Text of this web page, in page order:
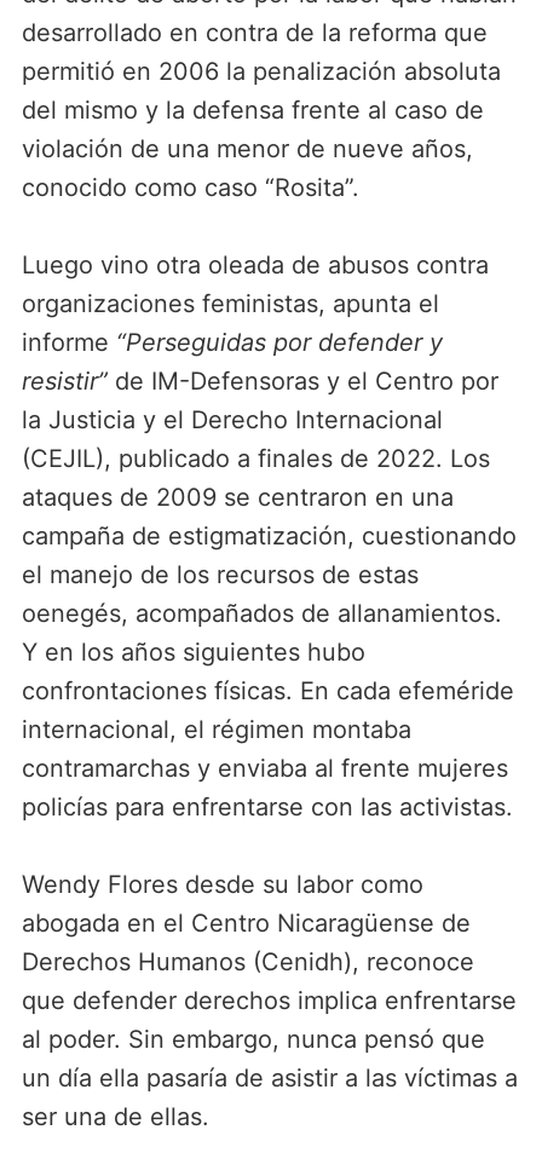
desarrollado en contra de la reforma que
permitió en 2006 la penalización absoluta
del mismo y la defensa frente al caso de
violación de una menor de nueve años,
conocido como caso “Rosita”.
Luego vino otra oleada de abusos contra
organizaciones feministas, apunta el
informe “Perseguidas por defender y
resistir”de IM-Defensoras y el Centro por
la Justicia y el Derecho Internacional
(CEJIL), publicado a finales de 2022. Los
ataques de 2009 se centraron en una
campaña de estigmatización, cuestionando
el manejo de los recursos de estas
oenegés, acompañados de allanamientos.
Y en los años siguientes hubo
confrontaciones físicas. En cada efeméride
internacional, el régimen montaba
contramarchas y enviaba al frente mujeres
policías para enfrentarse con las activistas.
Wendy Flores desde su labor como
abogada en el Centro Nicaragüense de
Derechos Humanos (Cenidh), reconoce
que defender derechos implica enfrentarse
al poder. Sin embargo, nunca pensó que
un día ella pasaría de asistir a las víctimas a
ser una de ellas.